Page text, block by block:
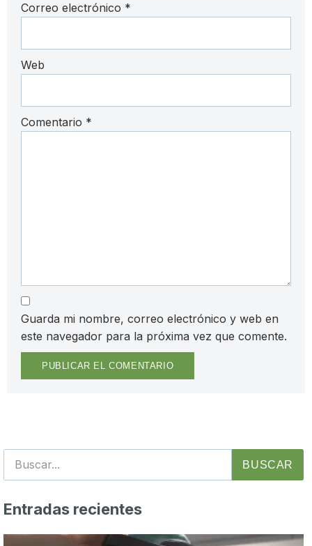
Correo electrónico *
Web
Comentario *
Guarda mi nombre, correo electrónico y web en
este navegador para la próxima vez que comente.
BUSCAR
Entradas recientes